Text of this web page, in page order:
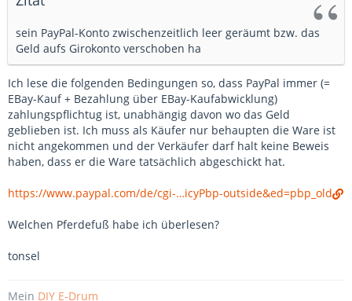
sein PayPal-Konto zwischenzeitlich leer geräumt bzw. das
Geld aufs Girokonto verschoben ha
Ich lese die folgenden Bedingungen so, dass PayPal immer (=
EBay-Kauf + Bezahlung über EBay-Kaufabwicklung)
zahlungspflichtug ist, unabhängig davon wo das Geld
geblieben ist. Ich muss als Käufer nur behaupten die Ware ist
nicht angekommen und der Verkäufer darf halt keine Beweis
haben, dass er die Ware tatsächlich abgeschickt hat.
https://www.paypal.com/de/cgi-…icyPbp-outside&ed=pbp_old
Welchen Pferdefuß habe ich überlesen?
tonsel
Mein DIY E-Drum